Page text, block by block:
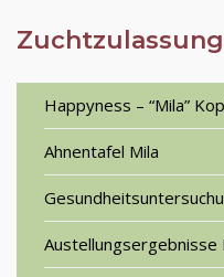
Happyness – “Mila”
Ahnentafel Mila
Austellungsergebnisse